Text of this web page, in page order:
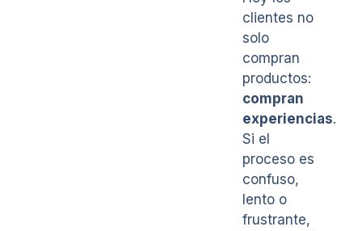
clientes no
solo
compran
productos:
compran
experiencias.
Si el
proceso es
confuso,
lento o
frustrante,